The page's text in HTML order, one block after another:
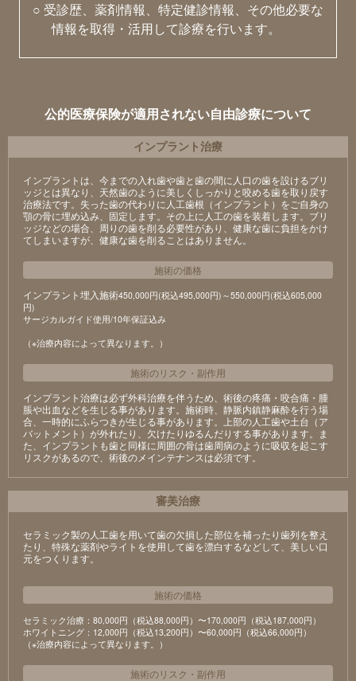
○ 受診歴、薬剤情報、特定健診情報、その他必要な
情報を取得・活用して診療を行います。
公的医療保険が適用されない自由診療について
インプラント治療
インプラントは、今までの入れ歯や歯と歯の間に人口の歯を設けるブリ
ッジとは異なり、天然歯のように美しくしっかりと咬める歯を取り戻す
治療法です。失った歯の代わりに人工歯根（インプラント）をご自身の
顎の骨に埋め込み、固定します。その上に人工の歯を装着します。ブリ
ッジなどの場合、周りの歯を削る必要性があり、健康な歯に負担をかけ
てしまいますが、健康な歯を削ることはありません。
施術の価格
インプラント埋入施術450,000円(税込495,000円)～550,000円(税込605,000
円)
サージカルガイド使用/10年保証込み
（※治療内容によって異なります。）
施術のリスク ・ 副作用
インプラント治療は必ず外科治療を伴うため、術後の疼痛・咬合痛・腫
脹や出血などを生じる事があります。施術時、静脈内鎮静麻酔を行う場
合、一時的にふらつきが生じる事があります。上部の人工歯や土台（ア
バットメント）が外れたり、欠けたりゆるんだりする事があります。ま
た、インプラントも歯と同様に周囲の骨は歯周病のように吸収を起こす
リスクがあるので、術後のメインテナンスは必須です。
審美治療
セラミック製の⼈⼯⻭を⽤いて⻭の⽋損した部位を補ったり⻭列を整え
たり、特殊な薬剤やライトを使⽤して⻭を漂⽩するなどして、美しい⼝
元をつくります。
施術の価格
セラミック治療：80,000円（税込88,000円）〜170,000円（税込187,000円）
ホワイトニング：12,000円（税込13,200円）〜60,000円（税込66,000円）
（※治療内容によって異なります。）
施術のリスク ・ 副作用